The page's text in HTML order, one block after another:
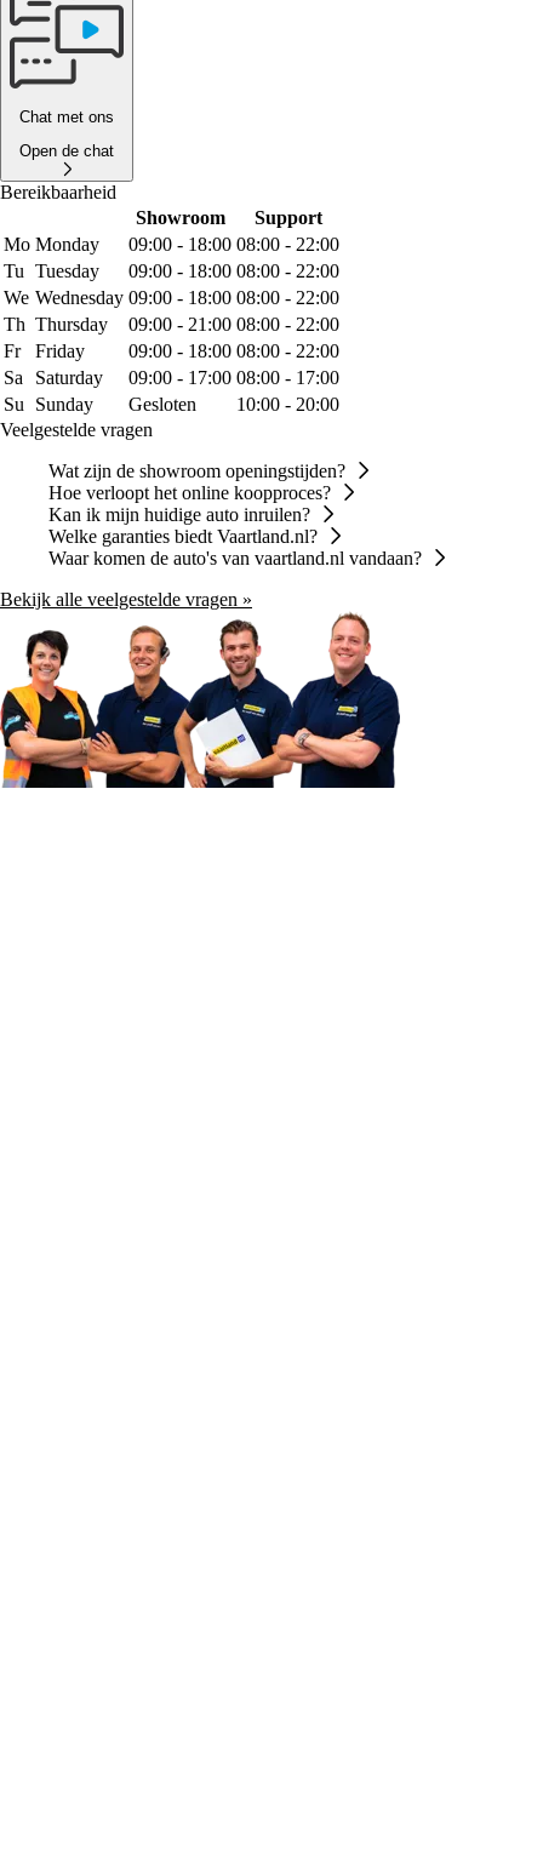
Chat met ons
Open de chat
Bereikbaarheid
Showroom
Support
Mo Monday 09:00 - 18:00 08:00 - 22:00
Tu Tuesday 09:00 - 18:00 08:00 - 22:00
We Wednesday 09:00 - 18:00 08:00 - 22:00
Th Thursday 09:00 - 21:00 08:00 - 22:00
Fr
Friday 09:00 - 18:00 08:00 - 22:00
Sa
Saturday 09:00 - 17:00 08:00 - 17:00
Su
Sunday Gesloten
10:00 - 20:00
Veelgestelde vragen
Wat zijn de showroom openingstijden?
Hoe verloopt het online koopproces?
Kan ik mijn huidige auto inruilen?
Welke garanties biedt Vaartland.nl?
Waar komen de auto's van vaartland.nl vandaan?
Bekijk alle veelgestelde vragen »